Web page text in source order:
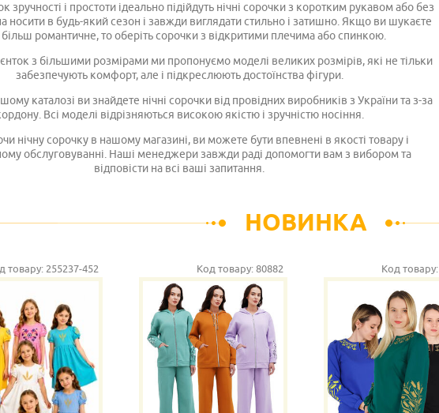
зручності і простоти ідеально підійдуть нічні сорочки з коротким рукавом або без
носити в будь-який сезон і завжди виглядати стильно і затишно. Якщо ви шукаєте
романтичне, то оберіть сорочки з відкритими плечима або спинкою.
з більшими розмірами ми пропонуємо моделі великих розмірів, які не тільки
забезпечують комфорт, але і підкреслюють достоїнства фігури.
каталозі ви знайдете нічні сорочки від провідних виробників з України та з-за
Всі моделі відрізняються високою якістю і зручністю носіння.
нічну сорочку в нашому магазині, ви можете бути впевнені в якості товару і
обслуговуванні. Наші менеджери завжди раді допомогти вам з вибором та
відповісти на всі ваші запитання.
НОВИНКА
товару: 255237-452 Код товару:80882 Код товару: